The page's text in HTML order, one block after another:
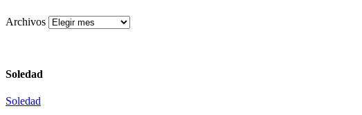
Archivos
Soledad
Soledad